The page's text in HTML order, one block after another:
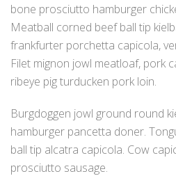
bone prosciutto hamburger
Meatball corned beef ball tip
frankfurter porchetta capicola,
Filet mignon jowl meatloaf, pork
ribeye pig turducken pork loin.
Burgdoggen jowl ground round
hamburger pancetta doner.
ball tip alcatra capicola. Cow
prosciutto sausage.